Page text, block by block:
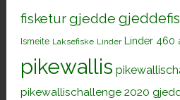
fisketurgjedde
Ismeite Laksefiske Linder Linder 460
pikewallis
pikewallischallenge 2020